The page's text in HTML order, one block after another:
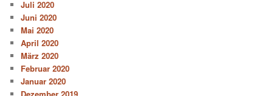
Juli 2020
Juni 2020
Mai 2020
April 2020
März 2020
Februar 2020
Januar 2020